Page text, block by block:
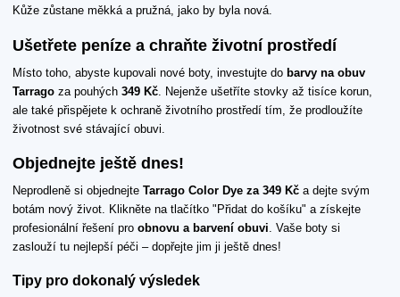
Kůže zůstane měkká a pružná, jako by byla nová.
Ušetřete peníze a chraňte životní prostředí
Místo toho, abyste kupovali nové boty, investujte do barvy na obuv
Tarrago za pouhých 349 Kč . Nejenže ušetříte stovky až tisíce korun,
ale také přispějete k ochraně životního prostředí tím, že prodloužíte
životnost své stávající obuvi.
Objednejte ještě dnes!
Neprodleně si objednejte Tarrago Color Dye za 349 Kč a dejte svým
botám nový život. Klikněte na tlačítko "Přidat do košíku" a získejte
profesionální řešení pro obnovu a barvení obuvi . Vaše boty si
zaslouží tu nejlepší péči – dopřejte jim ji ještě dnes!
Tipy pro dokonalý výsledek